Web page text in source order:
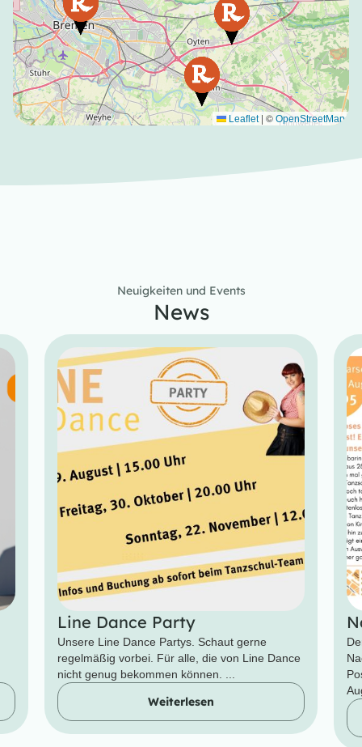
Leaflet | © OpenStreetMap
Neuigkeiten und Events
News
Line Dance Party
Unsere Line Dance Partys. Schaut gerne
regelmäßig vorbei. Für alle, die von Line Dance
nicht genug bekommen können. ...
Weiterlesen